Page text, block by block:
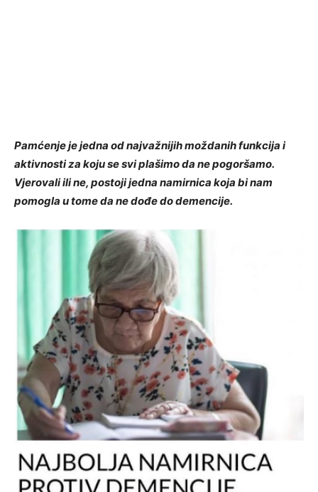
Pamćenje je jedna od najvažnijih moždanih funkcija i
aktivnosti za koju se svi plašimo da ne pogoršamo.
Vjerovali ili ne, postoji jedna namirnica koja bi nam
pomogla u tome da ne dođe do demencije.